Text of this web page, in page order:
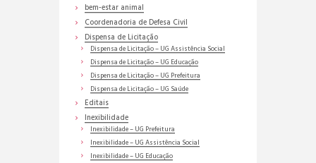
bem-estar animal
Coordenadoria de Defesa Civil
Dispensa de Licitação
Dispensa de Licitação – UG Assistência Social
Dispensa de Licitação – UG Educação
Dispensa de Licitação – UG Prefeitura
Dispensa de Licitação – UG Saúde
Editais
Inexibilidade
Inexibilidade – UG Prefeitura
Inexibilidade – UG Assistência Social
Inexibilidade – UG Educação